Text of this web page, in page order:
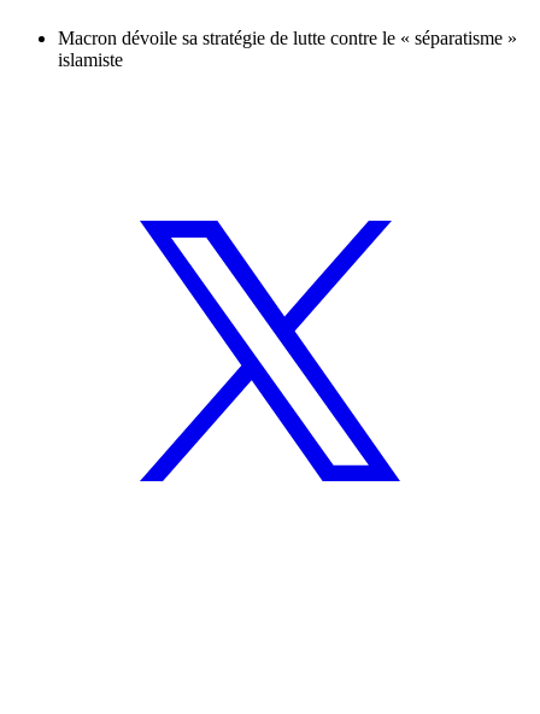
Macron dévoile sa stratégie de lutte contre le « séparatisme »
islamiste